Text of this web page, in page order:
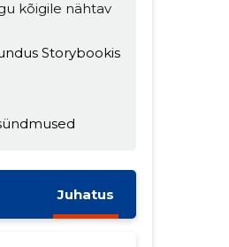
kõigile nähtav
Storybookis
Juhatus